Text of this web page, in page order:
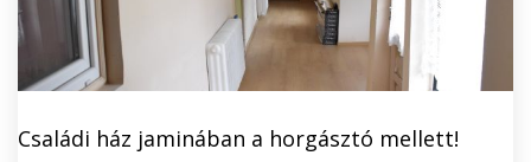
Családi ház jaminában a horgásztó mellett!